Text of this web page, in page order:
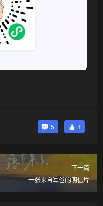
❅
5 1
下一篇
一张来自军爸的明信片